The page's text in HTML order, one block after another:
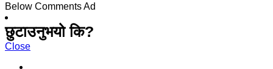
Below Comments Ad
छुटाउनुभयो कि?
Close